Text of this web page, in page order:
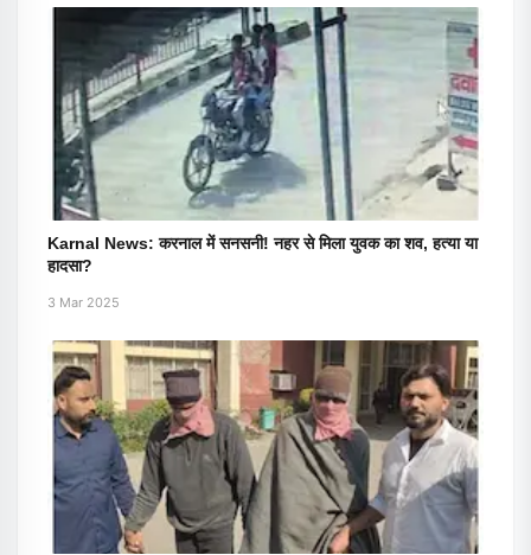
Karnal News: करनाल में सनसनी! नहर से मिला युवक का शव, हत्या या
हादसा?
3 Mar 2025